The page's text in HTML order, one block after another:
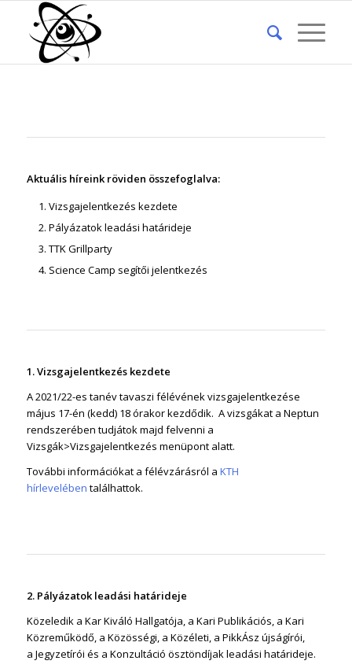
Aktuális híreink röviden összefoglalva:
Vizsgajelentkezés kezdete
Pályázatokleadási határideje
TTKGrillparty
Science Camp segítői jelentkezés
1. Vizsgajelentkezés kezdete
A 2021/22-es tanév tavaszi félévének vizsgajelentkezése
május 17-én (kedd) 18 órakor kezdődik. A vizsgákat a Neptun
rendszerében tudjátok majd felvenni a
Vizsgák>Vizsgajelentkezés menüpont alatt.
További információkat a félévzárásról a KTH
hírlevelében találhattok.
2. Pályázatokleadási határideje
Közeledik a Kar Kiváló Hallgatója, a Kari Publikációs, a Kari
Közreműködő, a Közösségi, a Közéleti, a PikkÁsz újságírói,
a Jegyzetírói és a Konzultáció ösztöndíjak leadási határideje.